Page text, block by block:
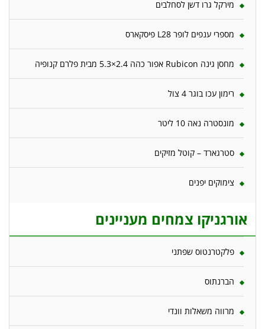
מירקל גרו דשן לסחלבים
מספרי ענפים לופר L28 פיסקארס
מחסן גינה Rubicon אפור כהה 2.4×5.3 מבית פלרם קנופיה
רימון עכו בוגר 4 צול
מונסטרה נאה 10 ליטר
סטרגארד – קוטל מזיקים
צימוקים יפנים
אורגניקו צמחים מעניינים
פלקטרנטוס שפתני
הברנתוס
מרווה משאלות וונדי